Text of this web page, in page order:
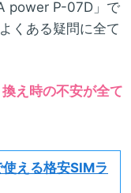
power P-07D」で
くある疑問に全て
え時の不安が全て
える格安SIMラ